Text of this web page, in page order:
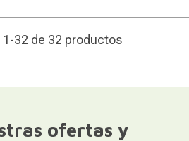
32 de 32 productos
ofertas y